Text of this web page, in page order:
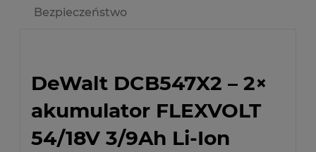
Bezpieczeństwo
DeWalt DCB547X2 – 2×
akumulator FLEXVOLT
54/18V 3/9Ah Li-Ion